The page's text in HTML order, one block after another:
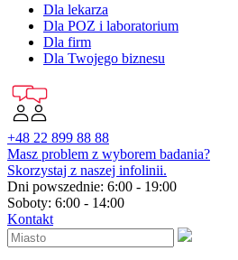
Dla lekarza
Dla POZ i laboratorium
Dla firm
Dla Twojego biznesu
+48 22 899 88 88
Masz problem z wyborem badania?
Skorzystaj z naszej infolinii.
Dni powszednie: 6:00 - 19:00
Soboty: 6:00 - 14:00
Kontakt